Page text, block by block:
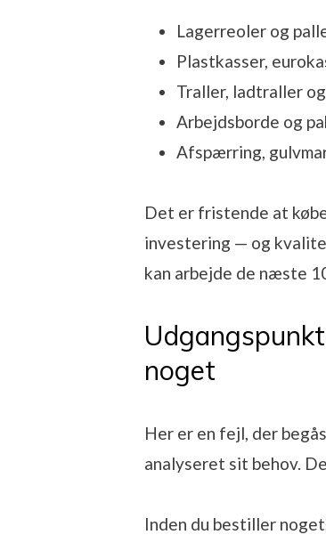
Lagerreoler og
Plastkasser,
Traller, ladtraller
Arbejdsborde og
Afspærring,
Det er fristende at
investering — og
kan arbejde de næste
noget
Her er en fejl, der
analyseret sit behov.
Inden du bestiller